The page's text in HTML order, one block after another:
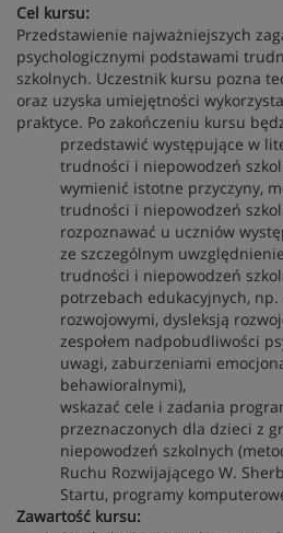
Cel kursu:
Przedstawienie najważniejszych
psychologicznymi podstawami
szkolnych. Uczestnik kursu pozna
oraz uzyska umiejętności
praktyce. Po zakończeniu kursu
przedstawić występujące w
trudności i niepowodzeń
wymienić istotne przyczyny,
trudności i niepowodzeń
rozpoznawać u uczniów
ze szczególnym
trudności i niepowodzeń
potrzebach edukacyjnych,
rozwojowymi, dysleksją
zespołem nadpobudliwości
uwagi, zaburzeniami
behawioralnymi),
wskazać cele i zadania
przeznaczonych dla dzieci z
niepowodzeń szkolnych
Ruchu Rozwijającego W.
Startu, programy
Zawartość kursu: